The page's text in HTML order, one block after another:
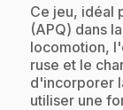
.Ce jeu, idéal
(APQ) dans
locomotion,
ruse et le
d'incorporer
utiliser une